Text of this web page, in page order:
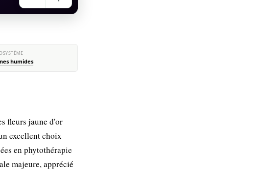
humides
fleurs jaune d'or
excellent choix
en phytothérapie
majeure, apprécié